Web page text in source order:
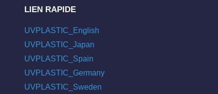
LIEN RAPIDE
UVPLASTIC_English
UVPLASTIC_Japan
UVPLASTIC_Spain
UVPLASTIC_Germany
UVPLASTIC_Sweden